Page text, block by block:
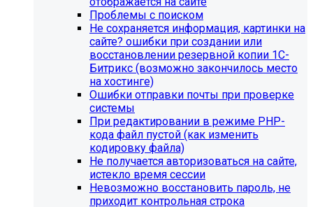
Инструкция по удалению ссылок на
социальные сети
Для готовых решений на SIMAI-SF4:
SIMAI-SF4: Сайт библиотеки, SIMAI-SF4: Сайт
благотворительного фонда, SIMAI-SF4: Сайт города,
SIMAI-SF4: Сайт государственной организации, SIMAI-
SF4: Сайт дворца культуры, SIMAI-SF4: Сайт детского
Проблемы с поиском
Не сохраняется информация, картинки на
сайте? ошибки при создании или
восстановлении резервной копии 1С-
Битрикс (возможно закончилось место
на хостинге)
Ошибки отправки почты при проверке
системы
При редактировании в режиме PHP-
кода файл пустой (как изменить
кодировку файла)
Не получается авторизоваться на сайте,
истекло время сессии
Невозможно восстановить пароль, не
приходит контрольная строка